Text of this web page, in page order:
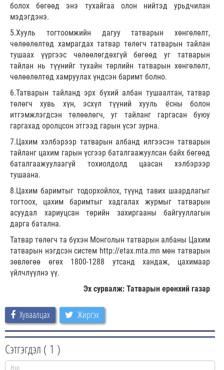
болох бөгөөд энэ тухайгаа олон нийтэд урьдчилан
мэдэгдэнэ.
5.Хууль тогтоомжийн дагуу татварын хөнгөлөлт,
чөлөөлөлтөд хамрагдах татвар төлөгч татварын тайлан
тушаах үүргээс чөлөөлөгдөхгүй бөгөөд уг татварын
тайлан нь түүнийг тухайн төрлийн татварын хөнгөлөлт,
чөлөөлөлтөд хамруулах үндсэн баримт болно.
6.Татварын тайланд эрх бүхий албан тушаалтан, татвар
төлөгч хувь хүн, эсхүл түүний хууль ёсны болон
итгэмжлэгдсэн төлөөлөгч, уг тайланг гаргасан буюу
гаргахад оролцсон этгээд гарын үсэг зурна.
7.Цахим хэлбэрээр татварын албанд илгээсэн татварын
тайланг цахим гарын үсгээр баталгаажуулсан байх бөгөөд
баталгаажуулаагүй тохиолдолд цаасан хэлбэрээр
тушаана.
8.Цахим баримтыг тодорхойлох, түүнд тавих шаардлагыг
тогтоох, цахим баримтыг хадгалах журмыг татварын
асуудал хариуцсан төрийн захиргааны байгууллагын
дарга батална.
Татвар төлөгч та бүхэн Монголын татварын албаны Цахим
татварын нэгдсэн систем http://etax.mta.mn мөн татварын
зөвлөгөө өгөх 1800-1288 утсанд хандаж, цахимаар
үйлчлүүлнэ үү.
Эх сурвалж: Татварын ерөнхий газар
Хуваалцах Жиргэх
Сэтгэгдэл ( 1 )